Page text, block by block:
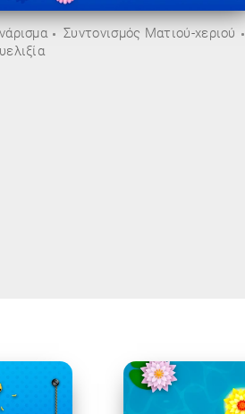
Συντονισμός Ματιού-χεριού